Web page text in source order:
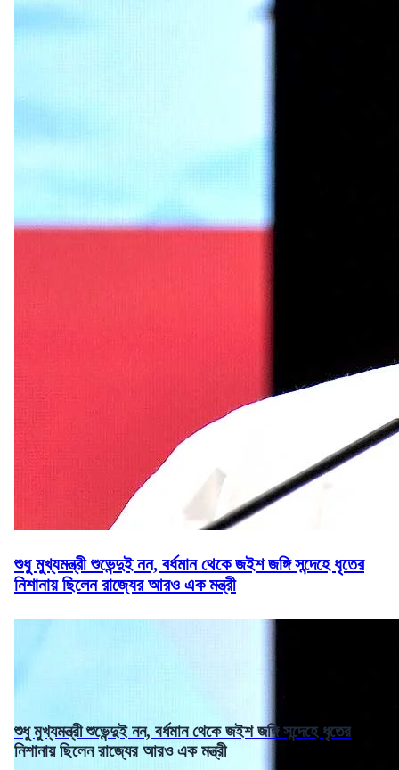
শুধু মুখ্যমন্ত্রী শুভেন্দুই নন, বর্ধমান থেকে জইশ জঙ্গি সন্দেহে ধৃতের
নিশানায় ছিলেন রাজ্যের আরও এক মন্ত্রী
শুধু মুখ্যমন্ত্রী শুভেন্দুই নন, বর্ধমান থেকে জইশ জঙ্গি সন্দেহে ধৃতের
নিশানায় ছিলেন রাজ্যের আরও এক মন্ত্রী